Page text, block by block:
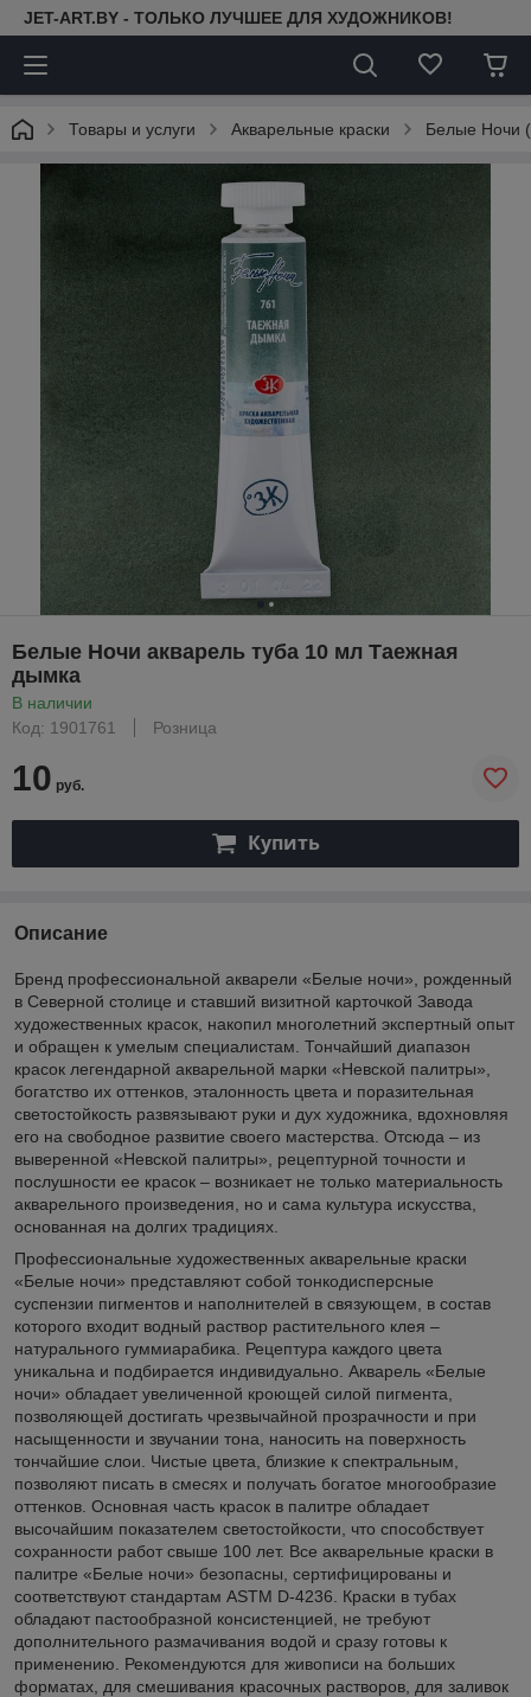
JET-ART.BY - ТОЛЬКО ЛУЧШЕЕ ДЛЯ ХУДОЖНИКОВ!
Товары и услуги Акварельные краски Белые Ночи
Белые Ночи акварель туба 10 мл Таежная
дымка
В наличии
Код: 1901761
Розница
10 руб.
Купить
Описание
Бренд профессиональной акварели «Белые ночи», рожденный
в Северной столице и ставший визитной карточкой Завода
художественных красок, накопил многолетний экспертный опыт
и обращен к умелым специалистам. Тончайший диапазон
красок легендарной акварельной марки «Невской палитры»,
богатство их оттенков, эталонность цвета и поразительная
светостойкость развязывают руки и дух художника, вдохновляя
его на свободное развитие своего мастерства. Отсюда – из
выверенной «Невской палитры», рецептурной точности и
послушности ее красок – возникает не только материальность
акварельного произведения, но и сама культура искусства,
основанная на долгих традициях.
Профессиональные художественных акварельные краски
«Белые ночи» представляют собой тонкодисперсные
суспензии пигментов и наполнителей в связующем, в состав
которого входит водный раствор растительного клея –
натурального гуммиарабика. Рецептура каждого цвета
уникальна и подбирается индивидуально. Акварель «Белые
ночи» обладает увеличенной кроющей силой пигмента,
позволяющей достигать чрезвычайной прозрачности и при
насыщенности и звучании тона, наносить на поверхность
тончайшие слои. Чистые цвета, близкие к спектральным,
позволяют писать в смесях и получать богатое многообразие
оттенков. Основная часть красок в палитре обладает
высочайшим показателем светостойкости, что способствует
сохранности работ свыше 100 лет. Все акварельные краски в
палитре «Белые ночи» безопасны, сертифицированы и
соответствуют стандартам ASTM D-4236. Краски в тубах
обладают пастообразной консистенцией, не требуют
дополнительного размачивания водой и сразу готовы к
применению. Рекомендуются для живописи на больших
форматах, для смешивания красочных растворов, для заливок